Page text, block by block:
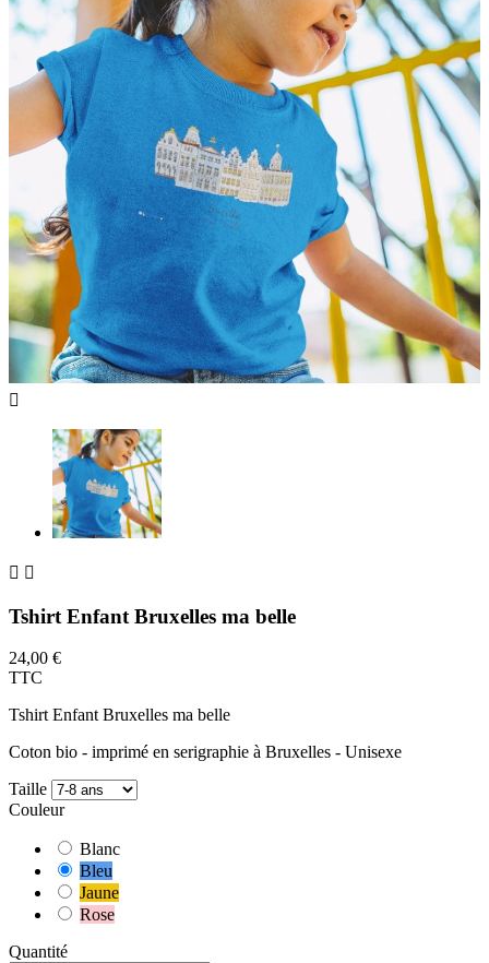

 
Tshirt Enfant Bruxelles ma belle
24,00 €
TTC
Tshirt Enfant Bruxelles ma belle
Coton bio - imprimé en serigraphie à Bruxelles - Unisexe
Taille
Couleur
Blanc
Bleu
Jaune
Rose
Quantité